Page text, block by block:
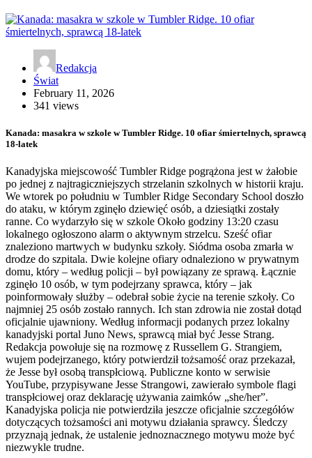
Redakcja
Świat
February 11, 2026
341 views
Kanada: masakra w szkole w Tumbler Ridge. 10 ofiar śmiertelnych, sprawcą
18-latek
Kanadyjska miejscowość Tumbler Ridge pogrążona jest w żałobie
po jednej z najtragiczniejszych strzelanin szkolnych w historii kraju.
We wtorek po południu w Tumbler Ridge Secondary School doszło
do ataku, w którym zginęło dziewięć osób, a dziesiątki zostały
ranne. Co wydarzyło się w szkole Około godziny 13:20 czasu
lokalnego ogłoszono alarm o aktywnym strzelcu. Sześć ofiar
znaleziono martwych w budynku szkoły. Siódma osoba zmarła w
drodze do szpitala. Dwie kolejne ofiary odnaleziono w prywatnym
domu, który – według policji – był powiązany ze sprawą. Łącznie
zginęło 10 osób, w tym podejrzany sprawca, który – jak
poinformowały służby – odebrał sobie życie na terenie szkoły. Co
najmniej 25 osób zostało rannych. Ich stan zdrowia nie został dotąd
oficjalnie ujawniony. Według informacji podanych przez lokalny
kanadyjski portal Juno News, sprawcą miał być Jesse Strang.
Redakcja powołuje się na rozmowę z Russellem G. Strangiem,
wujem podejrzanego, który potwierdził tożsamość oraz przekazał,
że Jesse był osobą transpłciową. Publiczne konto w serwisie
YouTube, przypisywane Jesse Strangowi, zawierało symbole flagi
transpłciowej oraz deklarację używania zaimków „she/her”.
Kanadyjska policja nie potwierdziła jeszcze oficjalnie szczegółów
dotyczących tożsamości ani motywu działania sprawcy. Śledczy
przyznają jednak, że ustalenie jednoznacznego motywu może być
niezwykle trudne.